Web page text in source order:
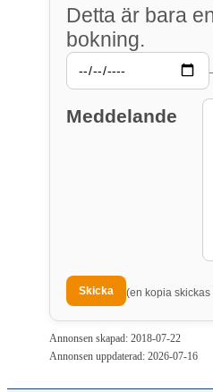
Detta är bara
bokning.
Meddelande
(en kopia skickas
Annonsen skapad: 2018-07-22
Annonsen uppdaterad: 2026-07-16